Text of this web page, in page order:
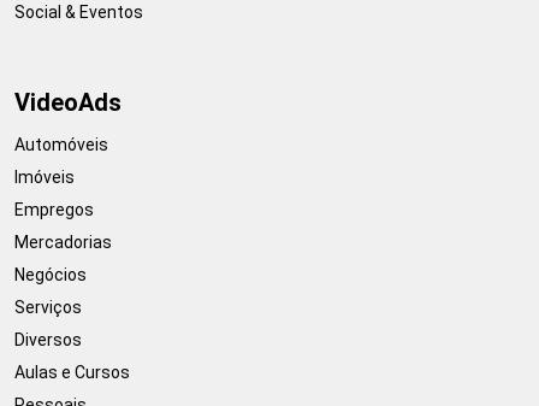
Social & Eventos
VideoAds
Automóveis
Imóveis
Empregos
Mercadorias
Negócios
Serviços
Diversos
Aulas e Cursos